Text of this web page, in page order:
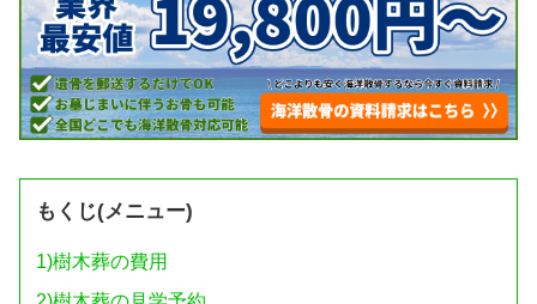
もくじ(メニュー)
1)樹木葬の費用